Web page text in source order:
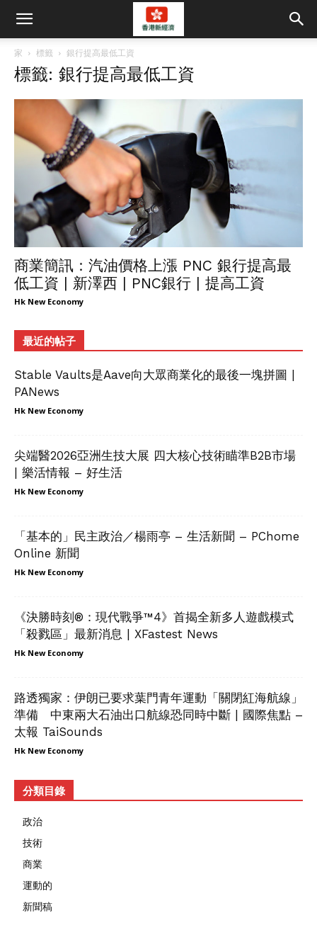
家 標籤 銀行提高最低工資
標籤: 銀行提高最低工資
商業簡訊：汽油價格上漲 PNC 銀行提高最
低工資 | 新澤西 | PNC銀行 | 提高工資
Hk New Economy
最近的帖子
Stable Vaults是Aave向大眾商業化的最後一塊拼圖 |
PANews
Hk New Economy
尖端醫2026亞洲生技大展 四大核心技術瞄準B2B市場
| 樂活情報 – 好生活
Hk New Economy
「基本的」民主政治／楊雨亭 – 生活新聞 – PChome
Online 新聞
Hk New Economy
《決勝時刻®：現代戰爭™4》首揭全新多人遊戲模式
「殺戮區」最新消息 | XFastest News
Hk New Economy
路透獨家：伊朗已要求葉門青年運動「關閉紅海航線」
準備 中東兩大石油出口航線恐同時中斷 | 國際焦點 –
太報 TaiSounds
Hk New Economy
分類目錄
政治
技術
商業
運動的
新聞稿